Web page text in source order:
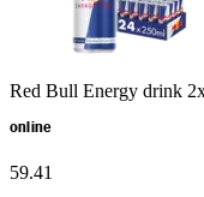
Red Bull Energy drink
online
59.41